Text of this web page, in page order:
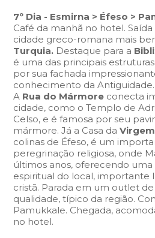
7º Dia - Esmirna > Éfeso >
Café da manhã no hotel. Saída
cidade greco-romana mais
Turquia. Destaque para a
é uma das principais
por sua fachada
conhecimento da Antiguidade.
A Rua do Mármore conecta
cidade, como o Templo de
Celso, e é famosa por seu
mármore. Já a Casa da
colinas de Éfeso, é um
peregrinação religiosa, onde
últimos anos, oferecendo uma
espiritual do local, importante
cristã. Parada em um outlet
qualidade, típico da região.
Pamukkale. Chegada,
no hotel.